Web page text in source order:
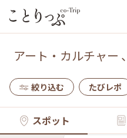
アート・カルチャー 、
絞り込む たびレポ
スポット